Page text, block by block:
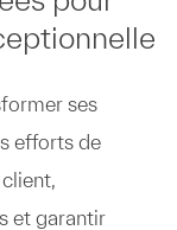
ses
efforts de
et garantir